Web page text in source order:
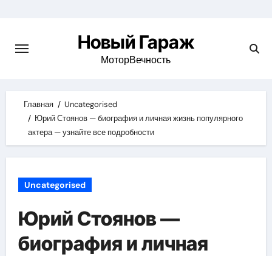
content
Новый Гараж
МоторВечность
Главная
Uncategorised
Юрий Стоянов — биография и личная жизнь популярного
актера — узнайте все подробности
Uncategorised
Юрий Стоянов —
биография и личная